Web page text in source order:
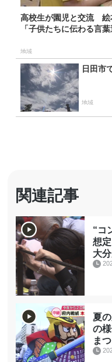
高校生が園児と交流 絵
「子供たちに伝わる言
地域
日田市
地域
関連記事
“コ
想
大
夏
の
ま